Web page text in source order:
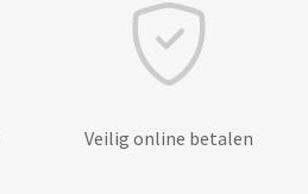
Veilig online betalen